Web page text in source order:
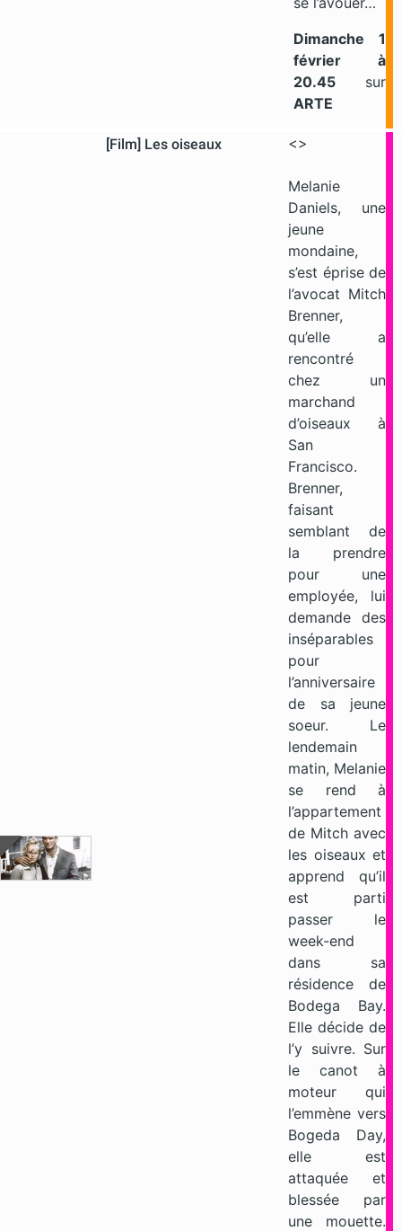
Dimanche 1
février à
20.45 sur
ARTE
[Film] Les oiseaux <>
Melanie
Daniels, une
jeune
mondaine,
s’est éprise de
l’avocat Mitch
Brenner,
qu’elle a
rencontré
chez un
marchand
d’oiseaux à
San
Francisco.
Brenner,
faisant
semblant de
la prendre
pour une
employée, lui
demande des
inséparables
pour
l’anniversaire
de sa jeune
soeur. Le
lendemain
matin, Melanie
se rend à
l’appartement
de Mitch avec
les oiseaux et
apprend qu’il
est parti
passer le
week-end
dans sa
résidence de
Bodega Bay.
Elle décide de
l’y suivre. Sur
le canot à
moteur qui
l’emmène vers
Bogeda Day,
elle est
attaquée et
blessée par
une mouette.